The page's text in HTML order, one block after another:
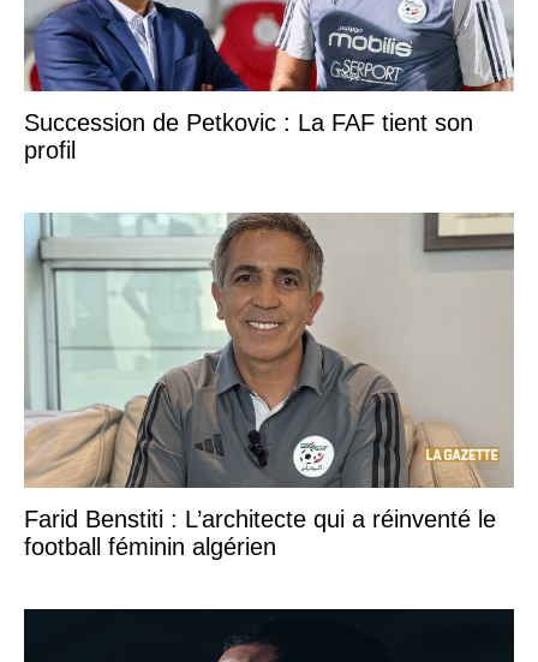
Succession de Petkovic : La FAF tient son
profil
Farid Benstiti : L’architecte qui a réinventé le
football féminin algérien